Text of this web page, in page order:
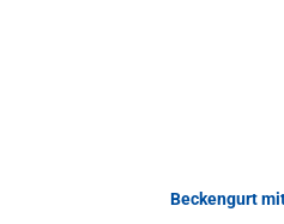
Beckengurt